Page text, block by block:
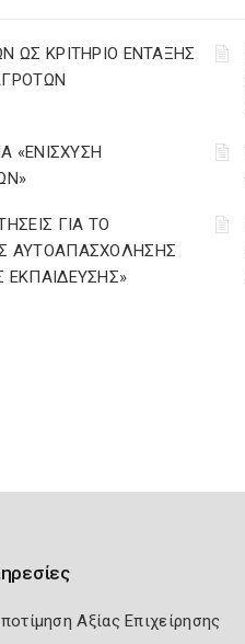
ΩΣ ΚΡΙΤΗΡΙΟ ΕΝΤΑΞΗΣ
«ΕΝΙΣΧΥΣΗ
ΓΙΑ ΤΟ
ΑΥΤΟΑΠΑΣΧΟΛΗΣΗΣ
ΕΚΠΑΙΔΕΥΣΗΣ»
Αξίας Επιχείρησης